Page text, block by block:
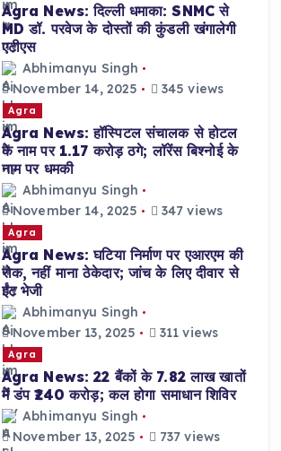
Agra News: दिल्ली धमाका: SNMC से
MD डॉ. परवेज के दोस्तों की कुंडली खंगालेगी
एटीएस
Abhimanyu Singh
November 14, 2025
345 views
Agra
Agra News: हॉस्पिटल संचालक से होटल
के नाम पर 1.17 करोड़ ठगे; लॉरेंस बिश्नोई के
नाम पर धमकी
Abhimanyu Singh
November 14, 2025
347 views
Agra
Agra News: घटिया निर्माण पर एआरएम की
रोक, नहीं माना ठेकेदार; जांच के लिए दीवार से
ईंट भेजी
Abhimanyu Singh
November 13, 2025
311 views
Agra
Agra News: 22 बैंकों के 7.82 लाख खातों
में डंप ₹240 करोड़; कल होगा समाधान शिविर
Abhimanyu Singh
November 13, 2025
737 views